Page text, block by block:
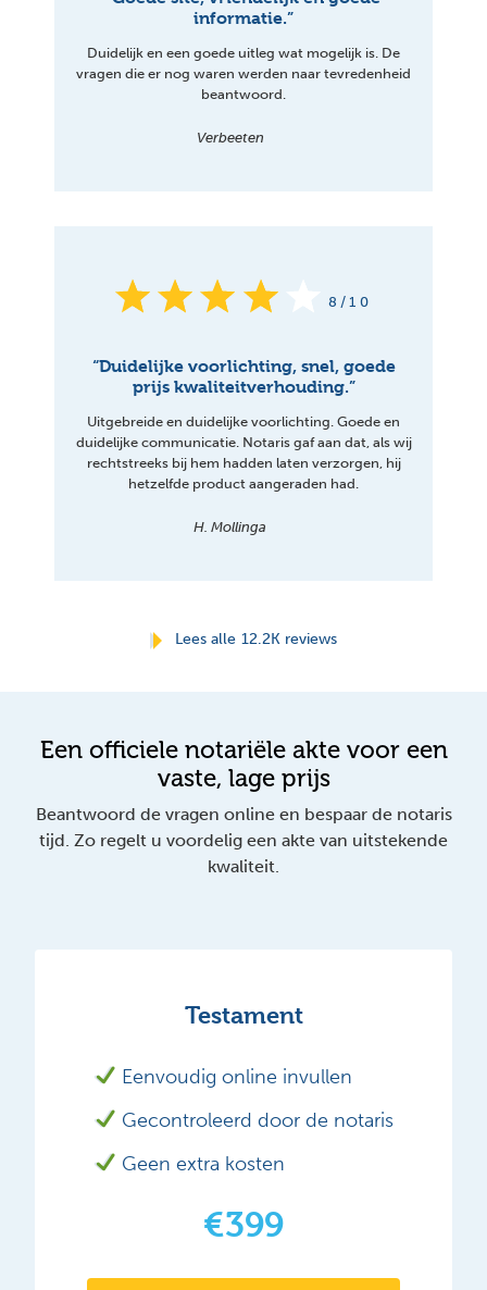
informatie.”
Duidelijk en een goede uitleg wat mogelijk is. De
vragen die er nog waren werden naar tevredenheid
beantwoord.
Verbeeten
8/10
“Duidelijke voorlichting, snel, goede
prijs kwaliteitverhouding.”
Uitgebreide en duidelijke voorlichting. Goede en
duidelijke communicatie. Notaris gaf aan dat, als wij
rechtstreeks bij hem hadden laten verzorgen, hij
hetzelfde product aangeraden had.
H. Mollinga
Lees alle 12.2K reviews
Een officiele notariële akte voor een
vaste, lage prijs
Beantwoord de vragen online en bespaar de notaris
tijd. Zo regelt u voordelig een akte van uitstekende
kwaliteit.
Testament
Eenvoudig online invullen
Gecontroleerd door de notaris
Geen extra kosten
€399